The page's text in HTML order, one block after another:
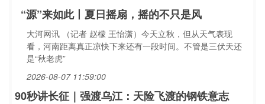
“源”来如此丨夏日摇扇，摇的不只是风
大河网讯 （记者 赵檬 王怡潇）今天立秋，但从天气表现
看，河南距离真正凉快下来还有一段时间。不管是三伏天还
是“秋老虎”
2026-08-07 11:59:00
90秒讲长征｜强渡乌江：天险飞渡的钢铁意志